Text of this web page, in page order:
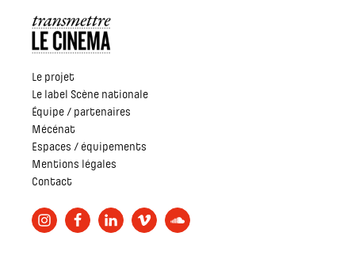
Le projet
Le label Scène nationale
Équipe / partenaires
Mécénat
Espaces / équipements
Mentions légales
Contact